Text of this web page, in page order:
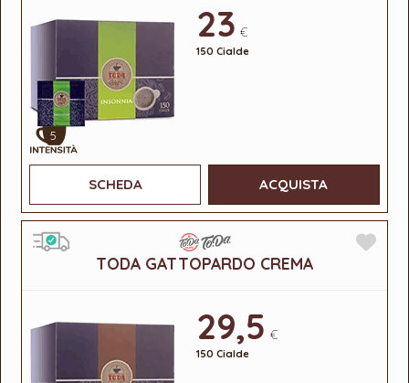
5
23 €
150 Cialde
SCHEDA ACQUISTA
TODA GATTOPARDO CREMA
29,5 €
150 Cialde